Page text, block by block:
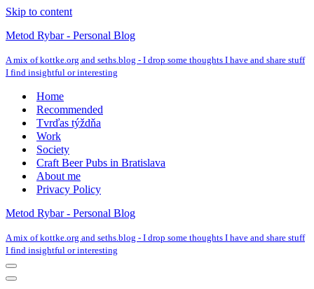
Skip to content
Metod Rybar - Personal Blog
A mix of kottke.org and seths.blog - I drop some thoughts I have and share stuff
I find insightful or interesting
Home
Recommended
Tvrďas týždňa
Work
Society
Craft Beer Pubs in Bratislava
About me
Privacy Policy
Metod Rybar - Personal Blog
A mix of kottke.org and seths.blog - I drop some thoughts I have and share stuff
I find insightful or interesting
Navigation
Menu
Navigation